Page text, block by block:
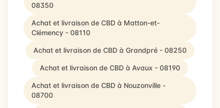
08350
Achat et livraison de CBD à Matton-et-
Clémency - 08110
Achat et livraison de CBD à Grandpré - 08250
Achat et livraison de CBD à Avaux - 08190
Achat et livraison de CBD à Nouzonville -
08700